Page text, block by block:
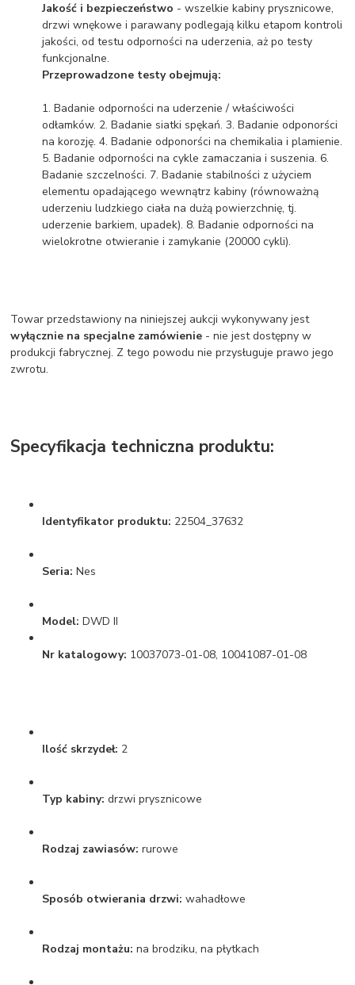
Jakość i bezpieczeństwo - wszelkie kabiny prysznicowe,
drzwi wnękowe i parawany podlegają kilku etapom kontroli
jakości, od testu odporności na uderzenia, aż po testy
funkcjonalne.
Przeprowadzone testy obejmują:
1. Badanie odporności na uderzenie / właściwości
odłamków. 2. Badanie siatki spękań. 3. Badanie odponorści
na korozję. 4. Badanie odponorści na chemikalia i plamienie.
5. Badanie odporności na cykle zamaczania i suszenia. 6.
Badanie szczelności. 7. Badanie stabilności z użyciem
elementu opadającego wewnątrz kabiny (równoważną
uderzeniu ludzkiego ciała na dużą powierzchnię, tj.
uderzenie barkiem, upadek). 8. Badanie odporności na
wielokrotne otwieranie i zamykanie (20000 cykli).
Towar przedstawiony na niniejszej aukcji wykonywany jest
wyłącznie na specjalne zamówienie - nie jest dostępny w
produkcji fabrycznej. Z tego powodu nie przysługuje prawo jego
zwrotu.
Specyfikacja techniczna produktu:
Identyfikator produktu: 22504_37632
Seria: Nes
Model: DWD II
Nr katalogowy: 10037073-01-08, 10041087-01-08
Ilość skrzydeł: 2
Typ kabiny: drzwi prysznicowe
Rodzaj zawiasów: rurowe
Sposób otwierania drzwi: wahadłowe
Rodzaj montażu: na brodziku, na płytkach